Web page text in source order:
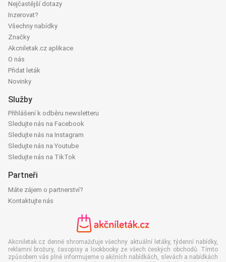
Nejčastější dotazy
Inzerovat?
Všechny nabídky
Značky
Akcniletak.cz aplikace
O nás
Přidat leták
Novinky
Služby
Přihlášení k odběru newsletteru
Sledujte nás na Facebook
Sledujte nás na Instagram
Sledujte nás na Youtube
Sledujte nás na TikTok
Partneři
Máte zájem o partnerství?
Kontaktujte nás
Akcniletak.cz denně shromažďuje všechny aktuální letáky, týdenní nabídky,
reklamní brožury, časopisy a lookbooky ze všech českých obchodů. Tímto
způsobem vás plně informujeme o akčních nabídkách, slevách a nabídkách